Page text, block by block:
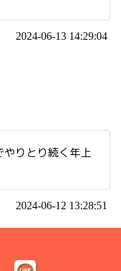
2024-06-13 14:29:04
りとり続く年上
2024-06-12 13:28:51